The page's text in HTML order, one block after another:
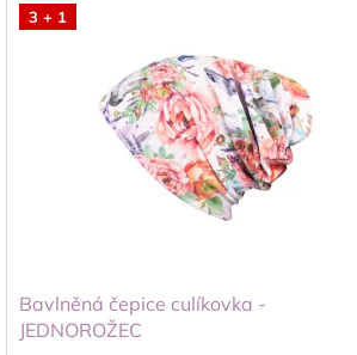
3 + 1
Bavlněná čepice culíkovka -
JEDNOROŽEC